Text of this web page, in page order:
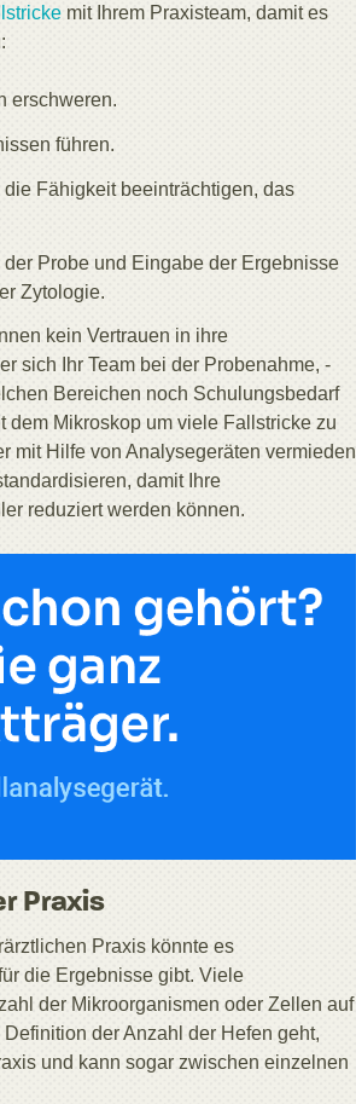
mit Ihrem Praxisteam, damit es
erschweren.
führen.
Fähigkeit beeinträchtigen, das
Probe und Eingabe der Ergebnisse
Zytologie.
kein Vertrauen in ihre
sich Ihr Team bei der Probenahme, -
Bereichen noch Schulungsbedarf
dem Mikroskop um viele Fallstricke zu
mit Hilfe von Analysegeräten vermieden
damit Ihre
reduziert werden können.
Praxis
Praxis könnte es
die Ergebnisse gibt. Viele
der Mikroorganismen oder Zellen auf
der Anzahl der Hefen geht,
und kann sogar zwischen einzelnen